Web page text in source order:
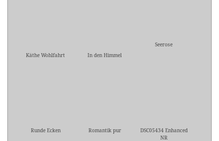
Käthe Wohlfahrt In den Himmel
Seerose
Runde Ecken Romantik pur
DSC05434 Enhanced
NR